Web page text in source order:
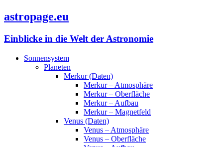
astropage.eu
Einblicke in die Welt der Astronomie
Sonnensystem
Planeten
Merkur (Daten)
Merkur – Atmosphäre
Merkur – Oberfläche
Merkur – Aufbau
Merkur – Magnetfeld
Venus (Daten)
Venus – Atmosphäre
Venus – Oberfläche